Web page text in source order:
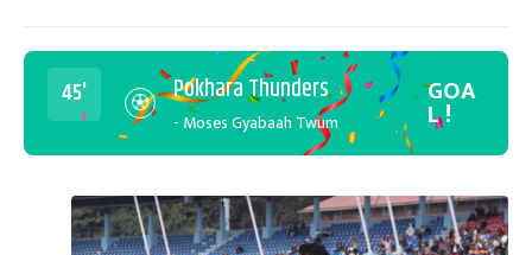
45' Pokhara Thunders
- Moses Gyabaah Twum
GOA
L !